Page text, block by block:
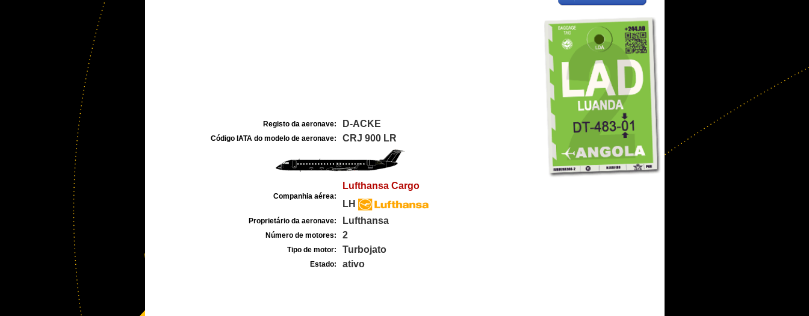
Registo da aeronave: D-ACKE
Código IATA do modelo de aeronave: CRJ 900 LR
Companhia aérea:
Lufthansa Cargo
LH
Proprietário da aeronave: Lufthansa
Número de motores: 2
Tipo de motor: Turbojato
Estado: ativo